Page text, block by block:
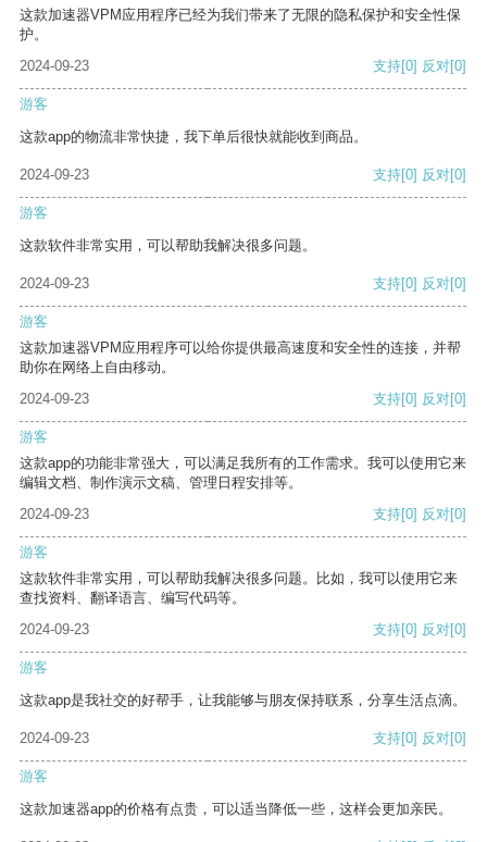
这款加速器VPM应用程序已经为我们带来了无限的隐私保护和安全性保
护。
2024-09-23
支持[0] 反对[0]
游客
这款app的物流非常快捷，我下单后很快就能收到商品。
2024-09-23 支持[0] 反对[0]
游客
这款软件非常实用，可以帮助我解决很多问题。
2024-09-23 支持[0] 反对[0]
游客
这款加速器VPM应用程序可以给你提供最高速度和安全性的连接，并帮
助你在网络上自由移动。
2024-09-23
支持[0] 反对[0]
游客
这款app的功能非常强大，可以满足我所有的工作需求。我可以使用它来
编辑文档、制作演示文稿、管理日程安排等。
2024-09-23
支持[0] 反对[0]
游客
这款软件非常实用，可以帮助我解决很多问题。比如，我可以使用它来
查找资料、翻译语言、编写代码等。
2024-09-23
支持[0] 反对[0]
游客
这款app是我社交的好帮手，让我能够与朋友保持联系，分享生活点滴。
2024-09-23 支持[0] 反对[0]
游客
这款加速器app的价格有点贵，可以适当降低一些，这样会更加亲民。